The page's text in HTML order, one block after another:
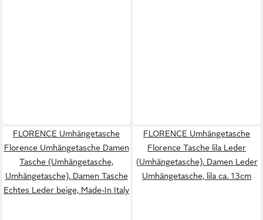
FLORENCE Umhängetasche
Florence Umhängetasche Damen
Tasche (Umhängetasche,
Umhängetasche), Damen Tasche
Echtes Leder beige, Made-In Italy
FLORENCE Umhängetasche
Florence Tasche lila Leder
(Umhängetasche), Damen Leder
Umhängetasche, lila ca. 13cm